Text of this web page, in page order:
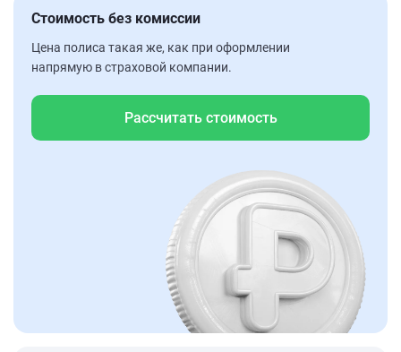
Стоимость без комиссии
Цена полиса такая же, как при оформлении
напрямую в страховой компании.
Рассчитать стоимость